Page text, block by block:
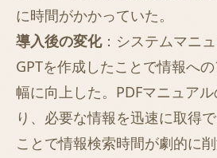
に時間がかかっていた。
導入後の変化：システムマニ
GPTを作成したことで情報へ
幅に向上した。PDFマニュア
り、必要な情報を迅速に取得
ことで情報検索時間が劇的に